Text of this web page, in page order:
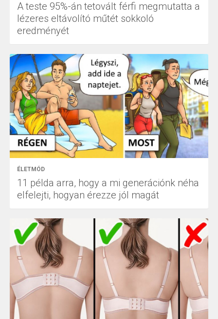
A teste 95%-án tetovált férfi megmutatta a
lézeres eltávolító műtét sokkoló
eredményét
ÉLETMÓD
11 példa arra, hogy a mi generációnk néha
elfelejti, hogyan érezze jól magát